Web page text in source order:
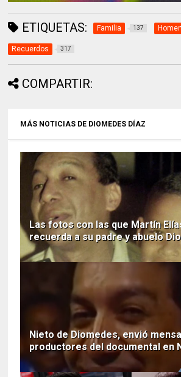
ETIQUETAS: Familia 137
Recuerdos 317
COMPARTIR:
MÁS NOTICIAS DE DIOMEDES DÍAZ
Las fotos con las que Martín
recuerda a su padre y abuelo
Nieto de Diomedes, envió
productores del documental en